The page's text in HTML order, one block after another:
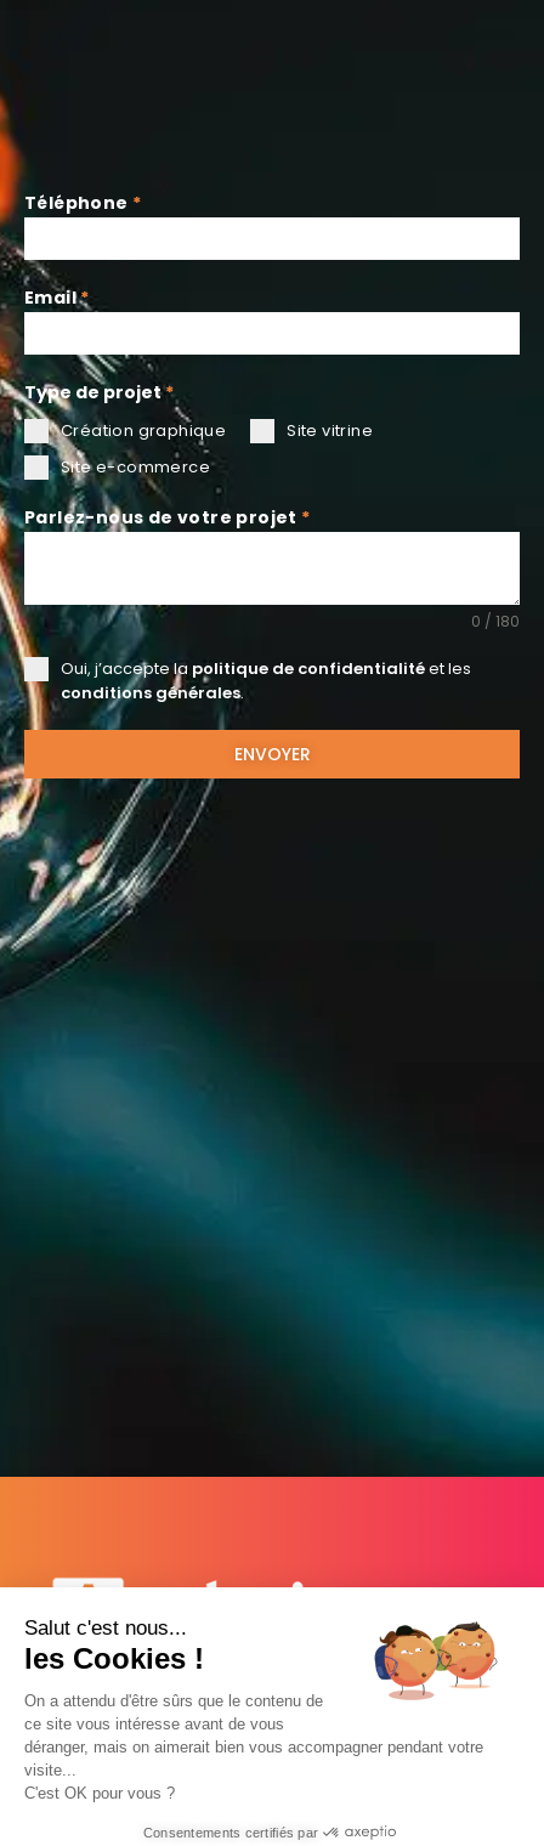
Téléphone *
Email*
Type de projet*
Création graphique
Site vitrine
Site e-commerce
Parlez-nous de votre projet *
0 / 180
Oui, j’accepte la politique de confidentialitéet les
conditions générales.
ENVOYER
EMAIL
info@ambris.com
TÉLÉPHONE
05 56 07 12 97
ADRESSE
172 route de Léognan,
Salut c'est nous...
les Cookies !
On a attendu d'être sûrs que le contenu de
ce site vous intéresse avant de vous
déranger, mais on aimerait bien vous accompagner pendant votre
visite...
C'est OK pour vous ?
Consentements certifiés par